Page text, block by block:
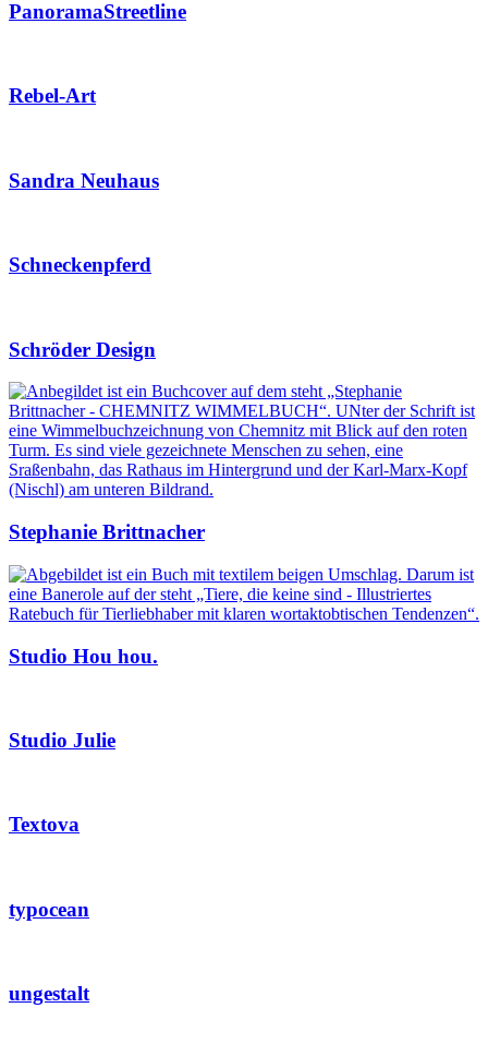
PanoramaStreetline
Rebel-Art
Sandra Neuhaus
Schneckenpferd
Schröder Design
Stephanie Brittnacher
Studio Hou hou.
Studio Julie
Textova
typocean
ungestalt